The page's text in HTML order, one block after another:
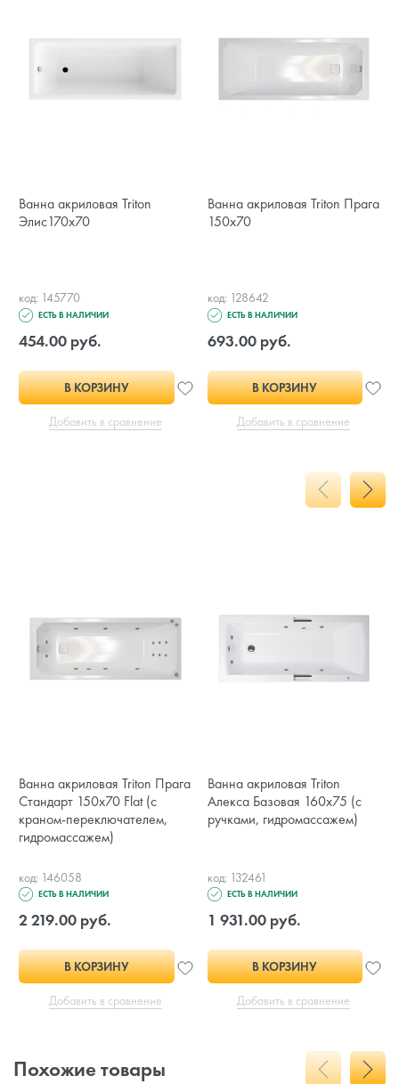
Ванна акриловая Triton
Элис170x70
код: 145770
ЕСТЬ В НАЛИЧИИ
454.00 руб.
В КОРЗИНУ
Добавить в сравнение
Ванна акриловая Triton Прага
150x70
код: 128642
ЕСТЬ В НАЛИЧИИ
693.00 руб.
В КОРЗИНУ
Добавить в сравнение
Ванна акриловая Triton Прага
Стандарт 150x70 Flat (с
краном-переключателем,
гидромассажем)
код: 146058
ЕСТЬ В НАЛИЧИИ
2 219.00 руб.
В КОРЗИНУ
Добавить в сравнение
Ванна акриловая Triton
Алекса Базовая 160x75 (с
ручками, гидромассажем)
код: 132461
ЕСТЬ В НАЛИЧИИ
1 931.00 руб.
В КОРЗИНУ
Добавить в сравнение
Похожие товары